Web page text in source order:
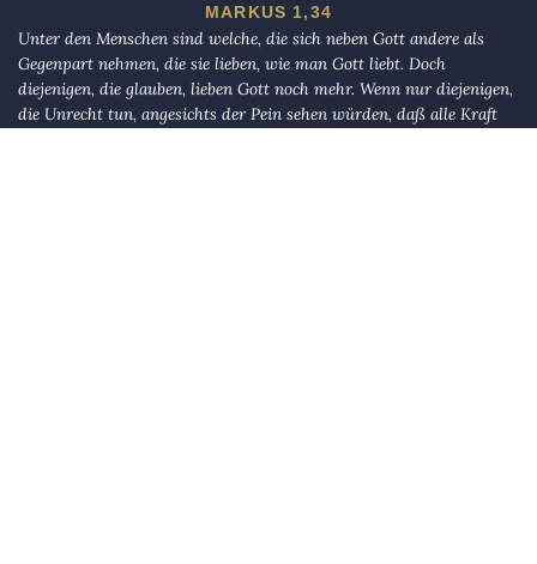
MARKUS 1,34
Unter den Menschen sind welche, die sich neben Gott andere als
Gegenpart nehmen, die sie lieben, wie man Gott liebt. Doch
diejenigen, die glauben, lieben Gott noch mehr. Wenn nur diejenigen,
die Unrecht tun, angesichts der Pein sehen würden, daß alle Kraft